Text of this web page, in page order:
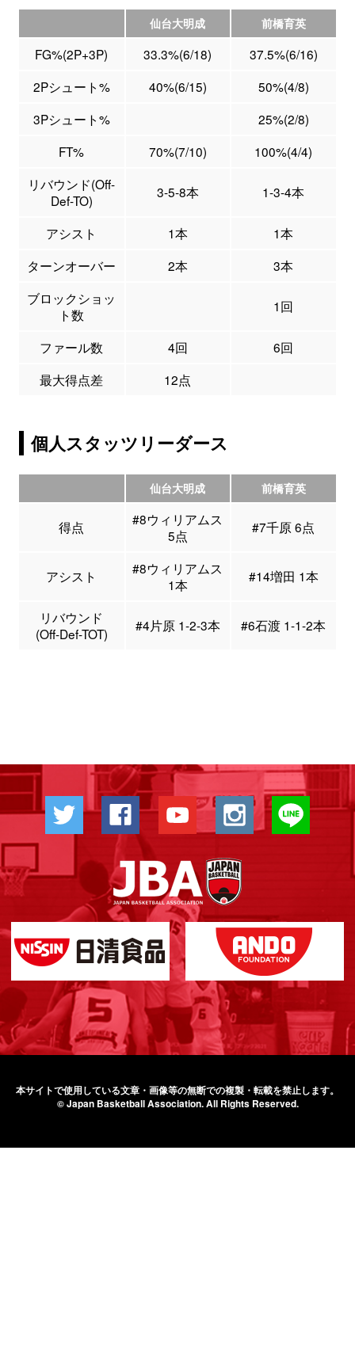
仙台大明成 前橋育英
FG%(2P+3P) 33.3%(6/18)
37.5%(6/16)
2Pシュート%
40%(6/15)
50%(4/8)
3Pシュート%
25%(2/8)
FT%
70%(7/10)
100%(4/4)
リバウンド(Off-
Def-TO)
3-5-8本 1-3-4本
アシスト 1本
1本
ターンオーバー
2本
3本
ブロックショッ
ト数
1回
ファール数 4回
6回
最大得点差
12点
個人スタッツリーダース
仙台大明成 前橋育英
得点
#8ウィリアムス
5点
#7千原 6点
アシスト
#8ウィリアムス
1本
#14増田 1本
リバウンド
(Off-Def-TOT)
#4片原 1-2-3本 #6石渡 1-1-2本
本サイトで使用している文章・画像等の無断での複製・転載を禁止します。
© Japan Basketball Association.All Rights Reserved.